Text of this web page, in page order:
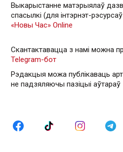
Выкарыстанне матэрыялаў
спасылкі (для інтэрнэт-
«Новы Час» Online
Скантактавацца з намі можна
Telegram-бот
Рэдакцыя можа публікаваць
не падзяляючы пазіцыі аўтараў